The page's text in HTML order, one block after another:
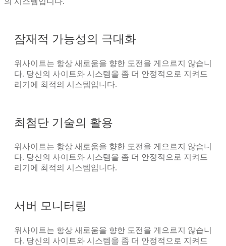
잠재적 가능성의 극대화
위사이트는 항상 새로움을 향한 도전을 게으르지 않습니
다. 당신의 사이트와 시스템을 좀 더 안정적으로 지켜드
리기에 최적의 시스템입니다.
최첨단 기술의 활용
위사이트는 항상 새로움을 향한 도전을 게으르지 않습니
다. 당신의 사이트와 시스템을 좀 더 안정적으로 지켜드
리기에 최적의 시스템입니다.
서버 모니터링
위사이트는 항상 새로움을 향한 도전을 게으르지 않습니
다. 당신의 사이트와 시스템을 좀 더 안정적으로 지켜드